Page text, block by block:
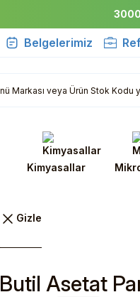
Belgelerimiz
Kimyasallar
Butil Asetat